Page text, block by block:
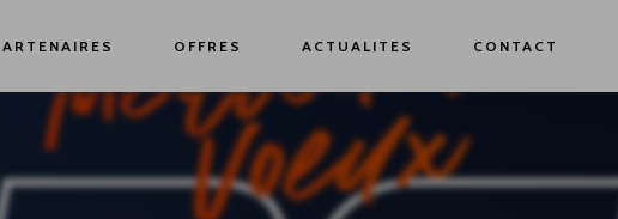
OFFRES ACTUALITES CONTACT